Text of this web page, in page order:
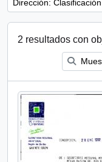
Dirección:
2 resultados con